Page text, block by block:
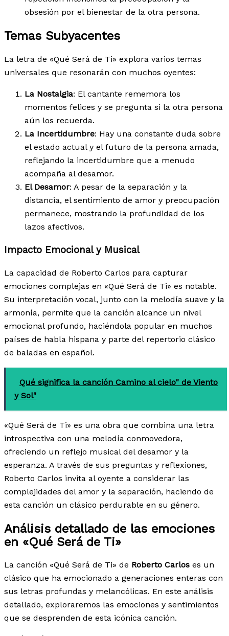
obsesión por el bienestar de la otra persona.
Temas Subyacentes
La letra de «Qué Será de Ti» explora varios temas
universales que resonarán con muchos oyentes:
La Nostalgia: El cantante rememora los
momentos felices y se pregunta si la otra persona
aún los recuerda.
La Incertidumbre: Hay una constante duda sobre
el estado actual y el futuro de la persona amada,
reflejando la incertidumbre que a menudo
acompaña al desamor.
El Desamor: A pesar de la separación y la
distancia, el sentimiento de amor y preocupación
permanece, mostrando la profundidad de los
lazos afectivos.
Impacto Emocional y Musical
La capacidad de Roberto Carlos para capturar
emociones complejas en «Qué Será de Ti» es notable.
Su interpretación vocal, junto con la melodía suave y la
armonía, permite que la canción alcance un nivel
emocional profundo, haciéndola popular en muchos
países de habla hispana y parte del repertorio clásico
de baladas en español.
Qué significa la canción Camino al cielo" de Viento
y Sol"
«Qué Será de Ti» es una obra que combina una letra
introspectiva con una melodía conmovedora,
ofreciendo un reflejo musical del desamor y la
esperanza. A través de sus preguntas y reflexiones,
Roberto Carlos invita al oyente a considerar las
complejidades del amor y la separación, haciendo de
esta canción un clásico perdurable en su género.
Análisis detallado de las emociones
en «Qué Será de Ti»
La canción «Qué Será de Ti» de Roberto Carlos es un
clásico que ha emocionado a generaciones enteras con
sus letras profundas y melancólicas. En este análisis
detallado, exploraremos las emociones y sentimientos
que se desprenden de esta icónica canción.